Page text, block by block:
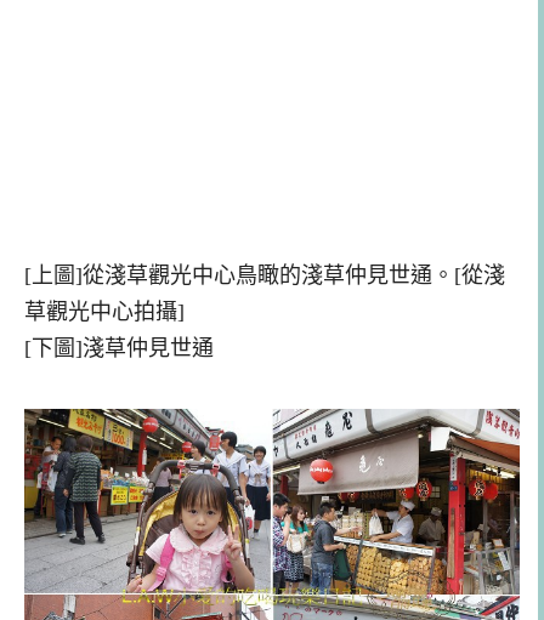
[上圖]從淺草觀光中心鳥瞰的淺草仲見世通。[從淺
草觀光中心拍攝]
[下圖]淺草仲見世通